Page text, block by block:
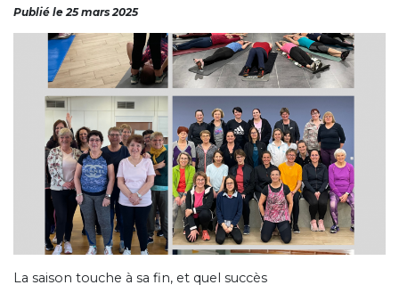
Publié le 25 mars 2025
La saison touche à sa fin, et quel succès